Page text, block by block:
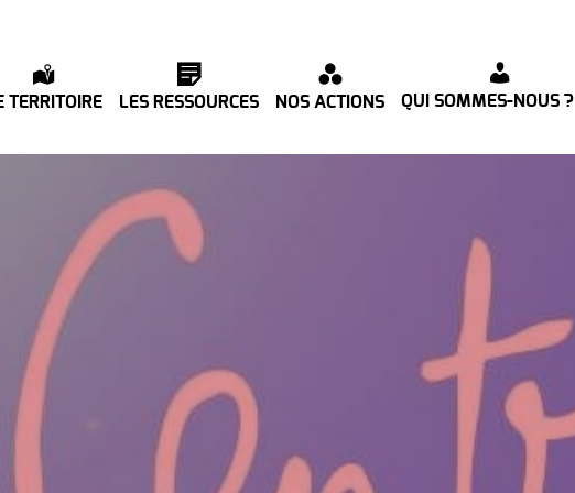
TERRITOIRE LES RESSOURCES NOS ACTIONS QUI SOMMES-NOUS ?